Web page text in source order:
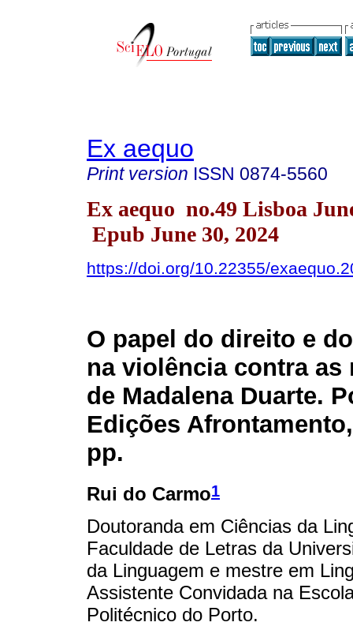
Ex aequo
Print version ISSN 0874-5560
Ex aequo no.49 Lisboa
Epub June 30, 2024
https://doi.org/10.22355/
O papel do direito e
na violência contra as
de Madalena Duarte.
Edições
pp.
Rui do Carmo1
Doutoranda em Ciências da
Faculdade de Letras da
da Linguagem e mestre em
Assistente Convidada na
Politécnico do Porto.